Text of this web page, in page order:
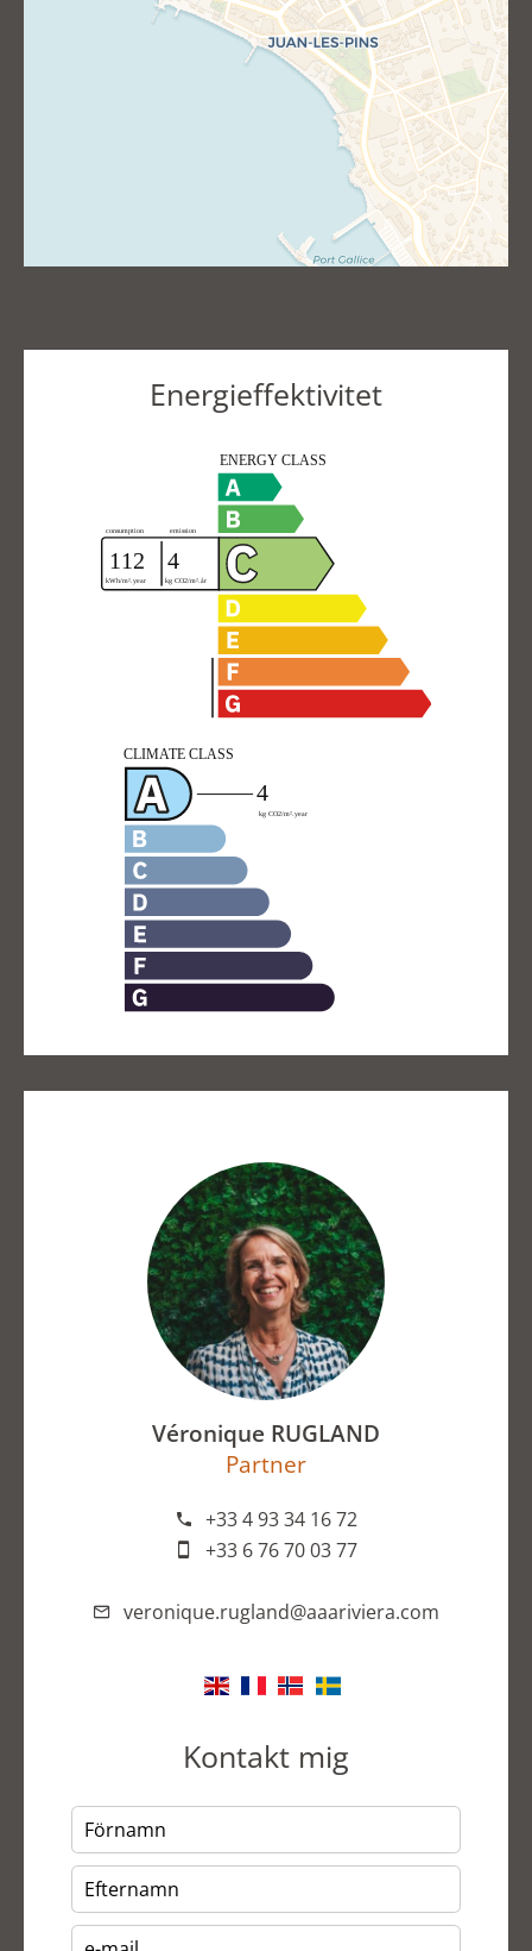
Véronique RUGLAND
Partner
+33 4 93 34 16 72
+33 6 76 70 03 77
veronique.rugland@aaariviera.com
Kontakt mig
Energieffektivitet